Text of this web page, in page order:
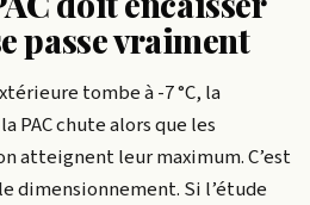
passe vraiment
tombe à -7 °C, la
PAC chute alors que les
atteignent leur maximum. C’est
dimensionnement. Si l’étude